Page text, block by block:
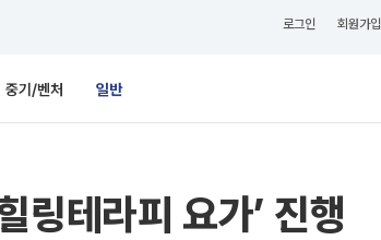
로그인 회원가입
중기/벤처 일반
링테라피 요가’ 진행